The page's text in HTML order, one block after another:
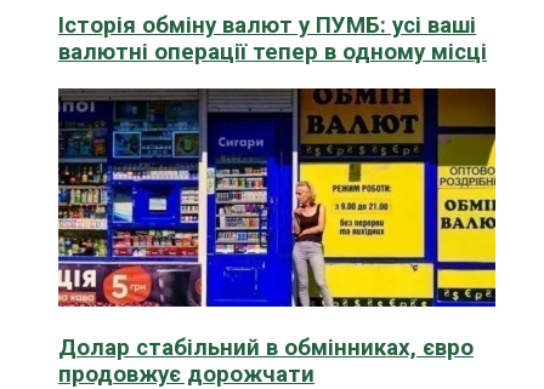
Історія обміну валют у ПУМБ: усі ваші
валютні операції тепер в одному місці
Долар стабільний в обмінниках, євро
продовжує дорожчати